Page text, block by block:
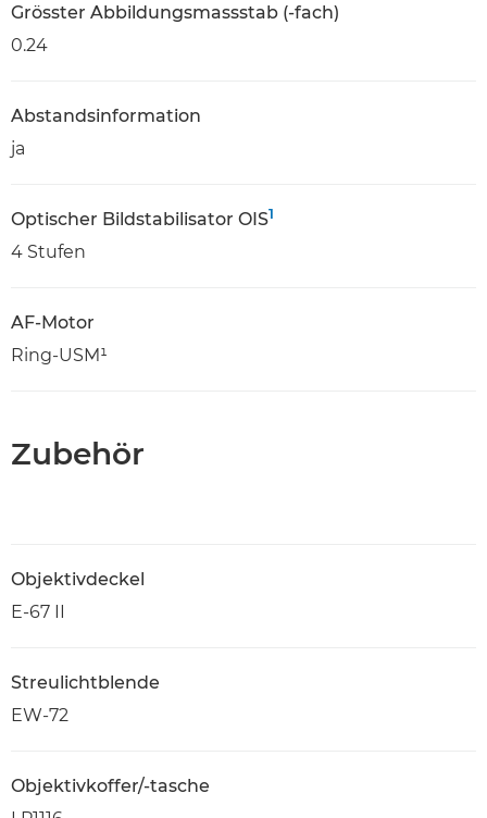
Grösster Abbildungsmassstab (-fach)
0.24
Abstandsinformation
ja
Optischer Bildstabilisator OIS1
4 Stufen
AF-Motor
Ring-USM¹
Zubehör
Objektivdeckel
E-67 II
Streulichtblende
EW-72
Objektivkoffer/-tasche